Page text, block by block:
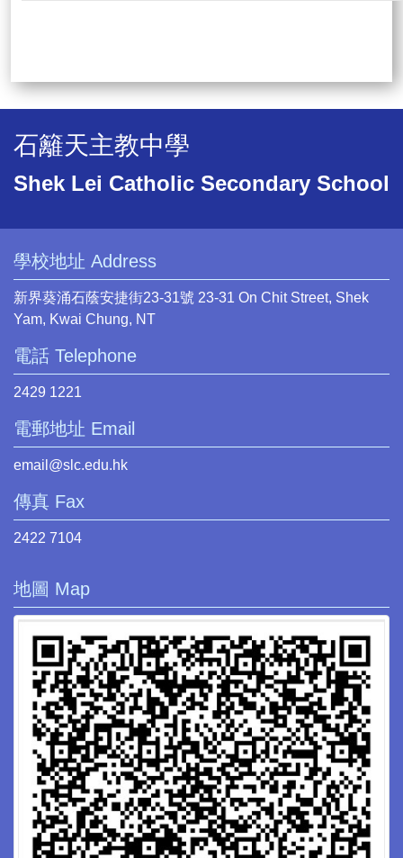
石籬天主教中學
Shek Lei Catholic Secondary School
學校地址 Address
新界葵涌石蔭安捷街23-31號 23-31 On Chit Street, Shek
Yam, Kwai Chung, NT
電話 Telephone
2429 1221
電郵地址 Email
email@slc.edu.hk
傳真 Fax
2422 7104
地圖 Map